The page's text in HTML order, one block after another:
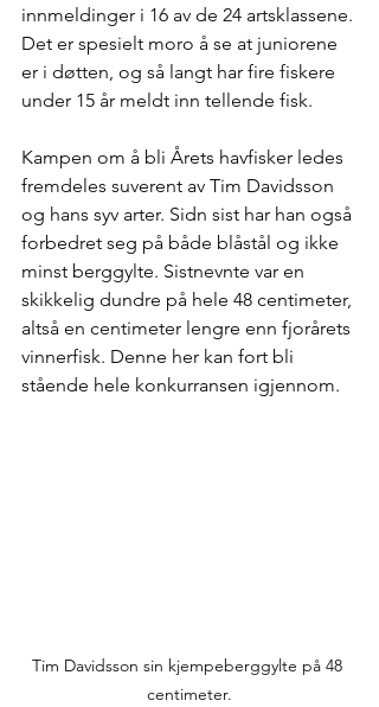
innmeldinger i 16 av de 24 artsklassene.
Det er spesielt moro å se at juniorene
er i døtten, og så langt har fire fiskere
under 15 år meldt inn tellende fisk.
Kampen om å bli Årets havfisker ledes
fremdeles suverent av Tim Davidsson
og hans syv arter. Sidn sist har han også
forbedret seg på både blåstål og ikke
minst berggylte. Sistnevnte var en
skikkelig dundre på hele 48 centimeter,
altså en centimeter lengre enn fjorårets
vinnerfisk. Denne her kan fort bli
stående hele konkurransen igjennom.
Tim Davidsson sin kjempeberggylte på 48
centimeter.